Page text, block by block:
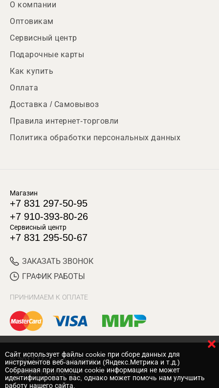
О компании
Оптовикам
Сервисный центр
Подарочные карты
Как купить
Оплата
Доставка / Самовывоз
Правила интернет-торговли
Политика обработки персональных данных
Магазин
+7 831 297-50-95
+7 910-393-80-26
Сервисный центр
+7 831 295-50-67
ЗАКАЗАТЬ ЗВОНОК
ГРАФИК РАБОТЫ
ПРИНИМАЕМ К ОПЛАТЕ
© 2017 Магазин Хозяин
Нижний Новгород
Cайт использует файлы cookie при сборе данных для
инструментов веб-аналитики (Яндекс.Метрика и т.д.)
Собранная при помощи cookie информация не может
идентифицировать вас, однако может помочь нам улучшить
работу нашего сайта.